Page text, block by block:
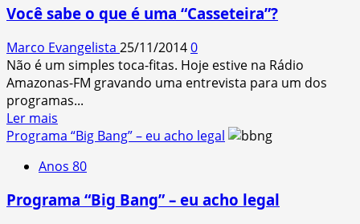
começávamos
acessar
a
internet
Você sabe o que é uma “Casseteira”?
Marco Evangelista 25/11/20140
Não é um simples toca-fitas. Hoje estive na Rádio
Amazonas-FM gravando uma entrevista para um dos
programas...
Ler mais
more
Você
o
Programa “Big Bang” – eu acho legal
Anos 80
Programa “Big Bang” – eu acho legal